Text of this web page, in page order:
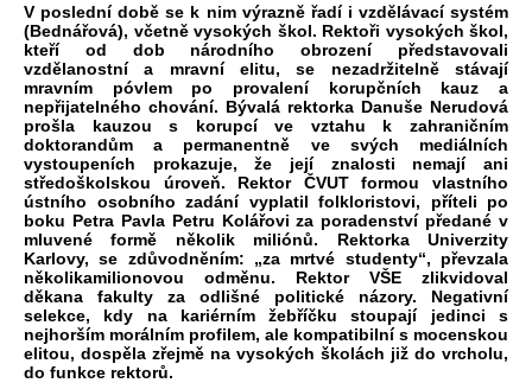
V poslední době se k nim výrazně řadí i vzdělávací systém
(Bednářová), včetně vysokých škol. Rektoři vysokých škol,
kteří od dob národního obrození představovali
vzdělanostní a mravní elitu, se nezadržitelně stávají
mravním póvlem po provalení korupčních kauz a
nepřijatelného chování. Bývalá rektorka Danuše Nerudová
prošla kauzou s korupcí ve vztahu k zahraničním
doktorandům a permanentně ve svých mediálních
vystoupeních prokazuje, že její znalosti nemají ani
středoškolskou úroveň. Rektor ČVUT formou vlastního
ústního osobního zadání vyplatil folkloristovi, příteli po
boku Petra Pavla Petru Kolářovi za poradenství předané v
mluvené formě několik miliónů. Rektorka Univerzity
Karlovy, se zdůvodněním: „za mrtvé studenty“, převzala
několikamilionovou odměnu. Rektor VŠE zlikvidoval
děkana fakulty za odlišné politické názory. Negativní
selekce, kdy na kariérním žebříčku stoupají jedinci s
nejhorším morálním profilem, ale kompatibilní s mocenskou
elitou, dospěla zřejmě na vysokých školách již do vrcholu,
do funkce rektorů.